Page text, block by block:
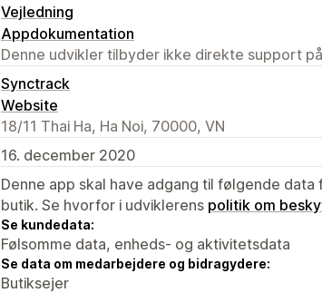
Vejledning
Appdokumentation
Denne udvikler tilbyder ikke direkte support
Synctrack
Website
18/11 Thai Ha, Ha Noi, 70000, VN
16. december 2020
Denne app skal have adgang til følgende data
butik. Se hvorfor i udviklerens politik om
Se kundedata:
Følsomme data, enheds- og aktivitetsdata
Se data om medarbejdere og bidragydere:
Butiksejer